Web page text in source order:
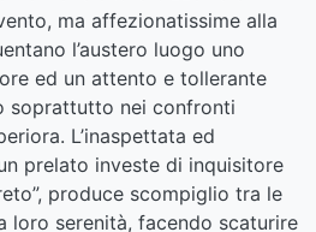
ma affezionatissime alla
l’austero luogo uno
ed un attento e tollerante
soprattutto nei confronti
L’inaspettata ed
prelato investe di inquisitore
produce scompiglio tra le
loro serenità, facendo scaturire